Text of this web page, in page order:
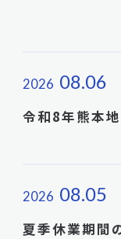
2026 08.06
令和8年熊本
2026 08.05
夏季休業期間